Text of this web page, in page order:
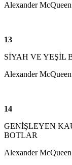
Alexander McQueen
13
SİYAH VE YEŞİL
Alexander McQueen
14
GENİŞLEYEN
BOTLAR
Alexander McQueen